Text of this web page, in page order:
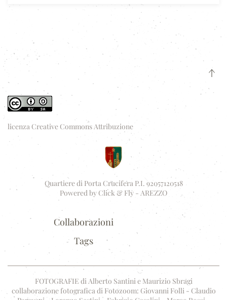
licenza Creative Commons Attribuzione
Quartiere di Porta Crucifera P.I. 92057120518
Powered byClick & Fly - AREZZO
Collaborazioni
Tags
FOTOGRAFIE di Alberto Santini e Maurizio Sbragi
collaborazione fotografica di Fotozoom: Giovanni Folli - Claudio